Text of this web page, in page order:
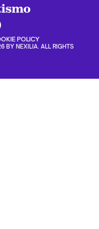
POLICY
BY NEXILIA. ALL RIGHTS